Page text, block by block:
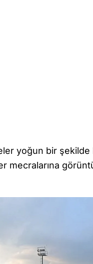
yoğun bir